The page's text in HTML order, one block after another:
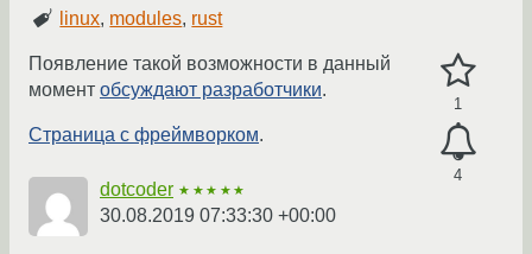
linux, modules, rust
1
4
Появление такой возможности в данный
момент обсуждают разработчики.
Страница с фреймворком.
dotcoder ★★★★★
30.08.2019 07:33:30 +00:00